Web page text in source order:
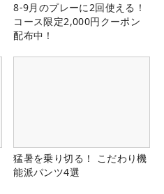
8-9月のプレーに2回使える！
コース限定2,000円クーポン
配布中！
猛暑を乗り切る！ こだわり機
能派パンツ4選